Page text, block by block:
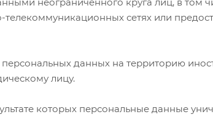
сетях или
данных на территорию
лицу.
которых персональные данные